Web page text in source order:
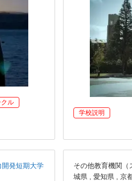
ル
学校説明
発短期大学
その他教育機関
城県 , 愛知県 , 京